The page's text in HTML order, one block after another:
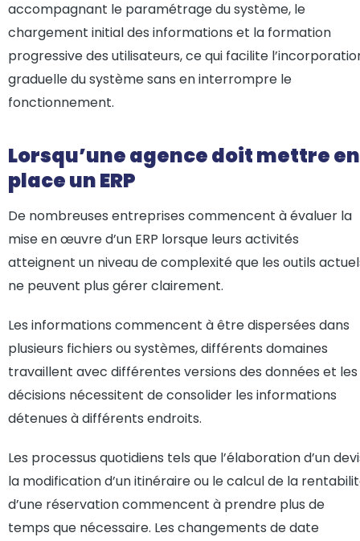
accompagnant le paramétrage du système, le
chargement initial des informations et la formation
progressive des utilisateurs, ce qui facilite
graduelle du système sans en interrompre le
fonctionnement.
Lorsqu’une agence doit mettre en
place un ERP
De nombreuses entreprises commencent à évaluer la
mise en œuvre d’un ERP lorsque leurs activités
atteignent un niveau de complexité que les outils
ne peuvent plus gérer clairement.
Les informations commencent à être dispersées dans
plusieurs fichiers ou systèmes, différents domaines
travaillent avec différentes versions des données et les
décisions nécessitent de consolider les informations
détenues à différents endroits.
Les processus quotidiens tels que l’élaboration d’un
la modification d’un itinéraire ou le calcul de la
d’une réservation commencent à prendre plus de
temps que nécessaire. Les changements de date